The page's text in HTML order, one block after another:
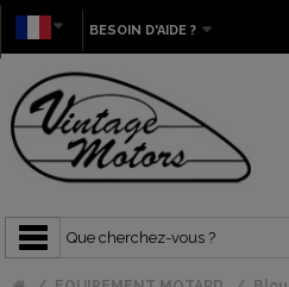
BESOIN D'AIDE ?